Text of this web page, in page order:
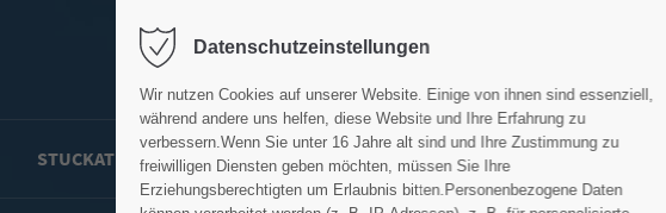
STUCKATEUR + MALER ARBEITSBÜHNEN GERÜSTBAU
Datenschutzeinstellungen
Wir nutzen Cookies auf unserer Website. Einige von ihnen sind essenziell,
während andere uns helfen, diese Website und Ihre Erfahrung zu
verbessern.Wenn Sie unter 16 Jahre alt sind und Ihre Zustimmung zu
freiwilligen Diensten geben möchten, müssen Sie Ihre
Erziehungsberechtigten um Erlaubnis bitten.Personenbezogene Daten